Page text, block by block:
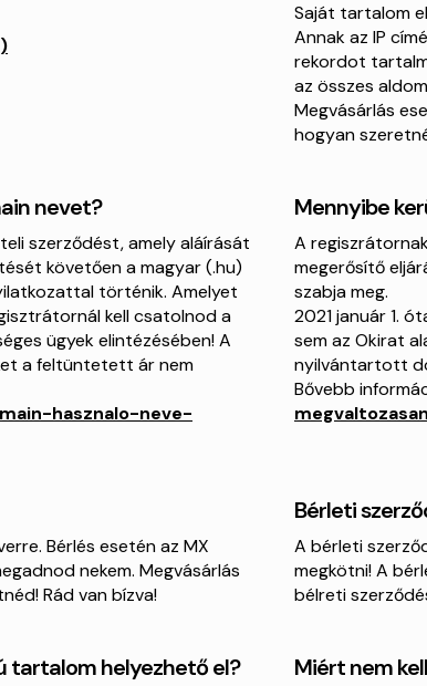
Saját tartalom
Annak az IP
rekordot
az összes
Megvásárlás
hogyan
nevet?
szerződést, amely aláírását
követően a magyar (.hu)
történik. Amelyet
kell csatolnod a
ügyek elintézésében! A
a feltüntetett ár nem
hasznalo-neve-
Mennyibe
A
megerősítő
szabja meg.
2021 január 1.
sem az Okirat
nyilvántartott
Bővebb
Bérlés esetén az MX
nekem. Megvásárlás
Rád van bízva!
Bérleti
A bérleti
megkötni! A
bélreti
tartalom helyezhető el? Miért nem